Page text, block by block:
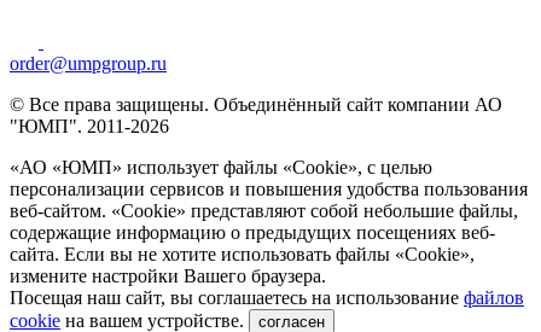
order@umpgroup.ru
© Все права защищены. Объединённый сайт компании АО
"ЮМП". 2011-2026
«АО «ЮМП» использует файлы «Сookie», с целью
персонализации сервисов и повышения удобства пользования
веб-сайтом. «Cookie» представляют собой небольшие файлы,
содержащие информацию о предыдущих посещениях веб-
сайта. Если вы не хотите использовать файлы «Сookie»,
измените настройки Вашего браузера.
Посещая наш сайт, вы соглашаетесь на использование файлов
cookie на вашем устройстве. согласен